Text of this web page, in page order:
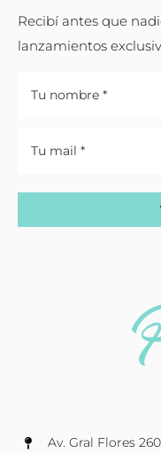
Av. Gral Flores
Recibí antes que
lanzamientos